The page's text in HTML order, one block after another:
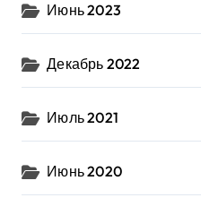
Июнь 2023
Декабрь 2022
Июль 2021
Июнь 2020